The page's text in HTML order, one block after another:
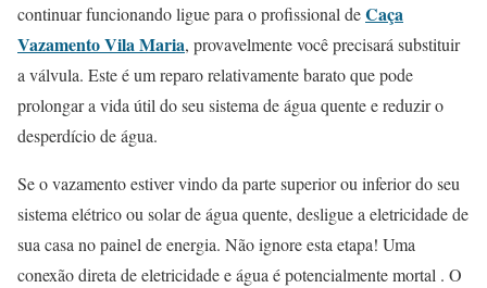
continuar funcionando ligue para o profissional deCaça
Vazamento Vila Maria, provavelmente você precisará substituir
a válvula. Este é um reparo relativamente barato que pode
prolongar a vida útil do seu sistema de água quente e reduzir o
desperdício de água.
Se o vazamento estiver vindo da parte superior ou inferior do seu
sistema elétrico ou solar de água quente, desligue a eletricidade de
sua casa no painel de energia. Não ignore esta etapa! Uma
conexão direta de eletricidade e água é potencialmente mortal . O